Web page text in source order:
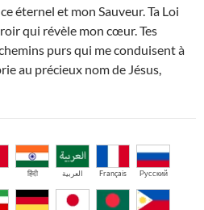
éternel et mon Sauveur. Ta Loi
qui révèle mon cœur. Tes
purs qui me conduisent à
au précieux nom de Jésus,
हिंदी العربية Français Русский